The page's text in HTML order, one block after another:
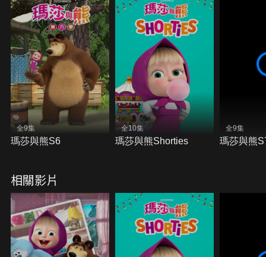
全9集
瑪莎與熊S6
全10集
瑪莎與熊Shorties
全9集
瑪莎與熊
相關影片